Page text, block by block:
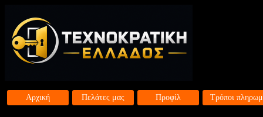
Αρχική Πελάτες μας Προφίλ Τρόποι